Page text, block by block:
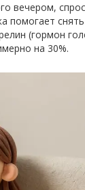
вечером,
помогает
(гормон
на 30%.